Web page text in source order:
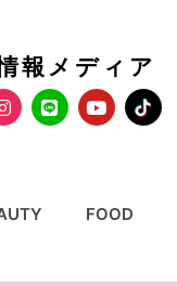
報メディア
FOOD